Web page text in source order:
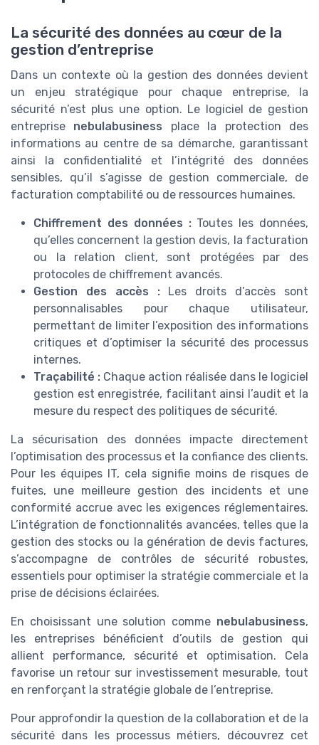
La sécurité des données au cœur de la
gestion d’entreprise
Dans un contexte où la gestion des données devient
un enjeu stratégique pour chaque entreprise, la
sécurité n’est plus une option. Le logiciel de gestion
entreprise nebulabusiness place la protection des
informations au centre de sa démarche, garantissant
ainsi la confidentialité et l’intégrité des données
sensibles, qu’il s’agisse de gestion commerciale, de
facturation comptabilité ou de ressources humaines.
Chiffrement des données :Toutes les données,
qu’elles concernent la gestion devis, la facturation
ou la relation client, sont protégées par des
protocoles de chiffrement avancés.
Gestion des accès :Les droits d’accès sont
personnalisables pour chaque utilisateur,
permettant de limiter l’exposition des informations
critiques et d’optimiser la sécurité des processus
internes.
Traçabilité : Chaque action réalisée dans le logiciel
gestion est enregistrée, facilitant ainsi l’audit et la
mesure du respect des politiques de sécurité.
La sécurisation des données impacte directement
l’optimisation des processus et la confiance des clients.
Pour les équipes IT, cela signifie moins de risques de
fuites, une meilleure gestion des incidents et une
conformité accrue avec les exigences réglementaires.
L’intégration de fonctionnalités avancées, telles que la
gestion des stocks ou la génération de devis factures,
s’accompagne de contrôles de sécurité robustes,
essentiels pour optimiser la stratégie commerciale et la
prise de décisions éclairées.
En choisissant une solution comme nebulabusiness,
les entreprises bénéficient d’outils de gestion qui
allient performance, sécurité et optimisation. Cela
favorise un retour sur investissement mesurable, tout
en renforçant la stratégie globale de l’entreprise.
Pour approfondir la question de la collaboration et de la
sécurité dans les processus métiers, découvrez cet